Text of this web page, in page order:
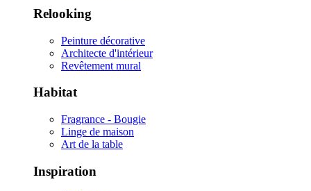
Relooking
Peinture décorative
Architecte d'intérieur
Revêtement mural
Habitat
Fragrance - Bougie
Linge de maison
Art de la table
Inspiration